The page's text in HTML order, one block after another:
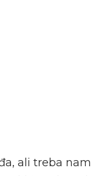
ali treba nam